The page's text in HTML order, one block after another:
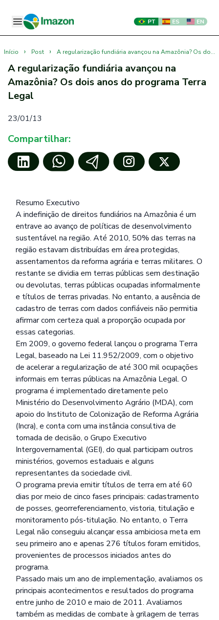
PT ES EN
Início › Post › A regularização fundiária avançou na Amazônia? Os dois anos do programa Terra Legal
A regularização fundiária avançou na
Amazônia? Os dois anos do programa Terra
Legal
23/01/13
Compartilhar:
Resumo Executivo
A indefinição de direitos fundiários na Amazônia é um
entrave ao avanço de políticas de desenvolvimento
sustentável na região. Até 2010, 50% das terras na
região estavam distribuídas em área protegidas,
assentamentos da reforma agrária e terras militares. O
restante se dividia em terras públicas sem destinação
ou devolutas, terras públicas ocupadas informalmente
e títulos de terras privadas. No entanto, a ausência de
cadastro de terras com dados confiáveis não permitia
afirmar com certeza qual a proporção ocupada por
essas categorias.
Em 2009, o governo federal lançou o programa Terra
Legal, baseado na Lei 11.952/2009, com o objetivo
de acelerar a regularização de até 300 mil ocupações
informais em terras públicas na Amazônia Legal. O
programa é implementado diretamente pelo
Ministério do Desenvolvimento Agrário (MDA), com
apoio do Instituto de Colonização de Reforma Agrária
(Incra), e conta com uma instância consultiva de
tomada de decisão, o Grupo Executivo
Intergovernamental (GEI), do qual participam outros
ministérios, governos estaduais e alguns
representantes da sociedade civil.
O programa previa emitir títulos de terra em até 60
dias por meio de cinco fases principais: cadastramento
de posses, georreferenciamento, vistoria, titulação e
monitoramento pós-titulação. No entanto, o Terra
Legal não conseguiu alcançar essa ambiciosa meta em
seu primeiro ano e apenas 276 títulos foram emitidos,
provenientes de processos iniciados antes do
programa.
Passado mais um ano de implementação, avaliamos os
principais acontecimentos e resultados do programa
entre junho de 2010 e maio de 2011. Avaliamos
também as medidas de combate à grilagem de terras